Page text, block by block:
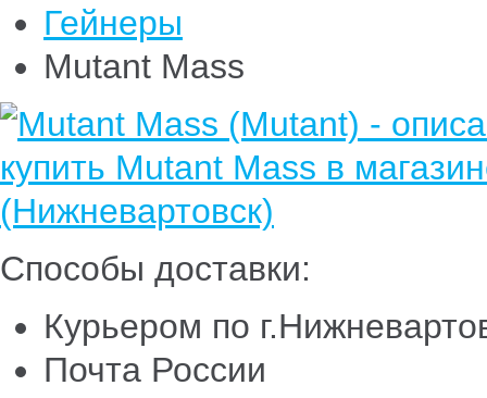
Гейнеры
Mutant Mass
Способы доставки:
Курьером по
Почта России